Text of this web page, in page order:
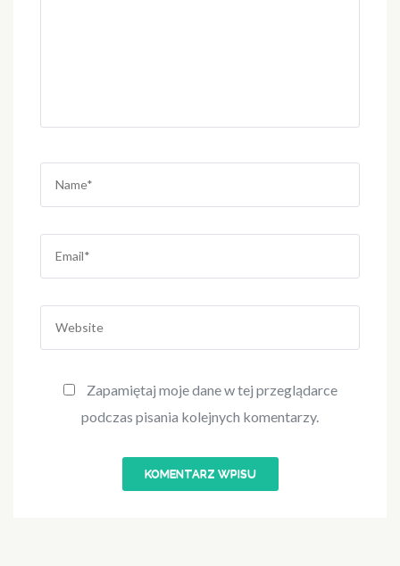
Zapamiętaj moje dane w tej przeglądarce
podczas pisania kolejnych komentarzy.